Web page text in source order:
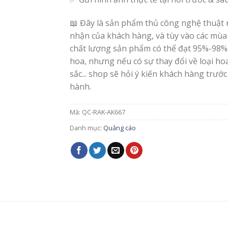
📖 Đây là sản phẩm thủ công nghệ thuật
nhận của khách hàng, và tùy vào các
chất lượng sản phẩm có thể đạt 95%-
hoa, nhưng nếu có sự thay đổi về loại
sắc... shop sẽ hỏi ý kiến khách hàng
hành.
Mã: QC-RAK-AK667
Danh mục: Quảng cáo